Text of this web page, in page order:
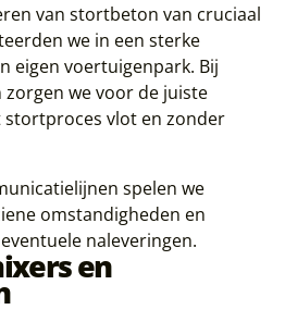
van stortbeton van cruciaal
we in een sterke
eigen voertuigenpark. Bij
we voor de juiste
stortproces vlot en zonder
spelen we
omstandigheden en
naleveringen.
en